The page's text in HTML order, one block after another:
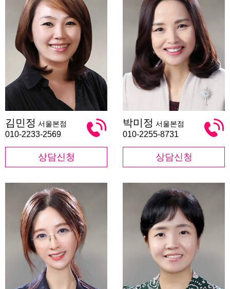
민
정
김민정 서울본점
010-2233-2569
상담신청
미
정
박미정 서울본점
010-2255-8731
상담신청